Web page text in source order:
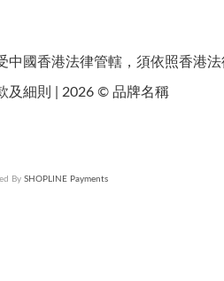
律管轄，須依照香港法律
及細則 | 2026 © 品牌名稱
By SHOPLINE Payments